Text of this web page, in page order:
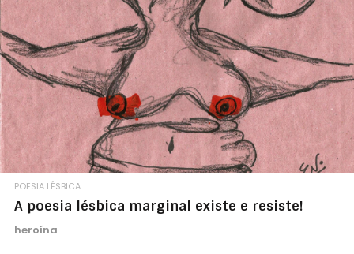
POESIA LÉSBICA
A poesia lésbica marginal existe e resiste!
heroína